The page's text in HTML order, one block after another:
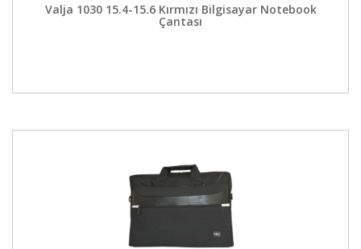
Valja 1030 15.4-15.6 Kırmızı Bilgisayar Notebook
Çantası